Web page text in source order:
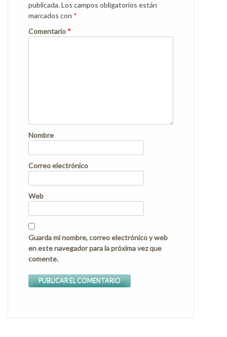
publicada.Los campos obligatorios están
marcados con *
Comentario *
Nombre
Correo electrónico
Web
Guarda mi nombre, correo electrónico y web
en este navegador para la próxima vez que
comente.